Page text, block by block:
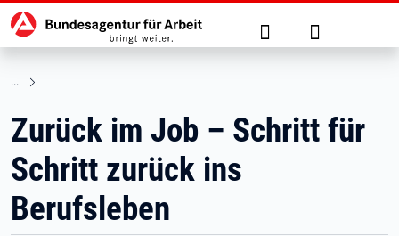
zu den Hauptinhalten springen
Hauptnavigation Suche Anmelden
Zurück im Job – Schritt für
Schritt zurück ins
Berufsleben